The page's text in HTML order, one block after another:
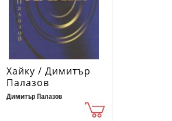
Хайку / Димитър
Палазов
Димитър Палазов